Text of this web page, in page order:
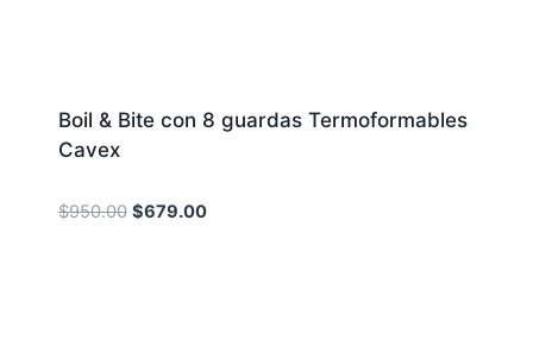
Boil & Bite con 8 guardas Termoformables
Cavex
$950.00 Original
$679.00Current